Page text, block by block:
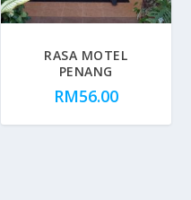
RASA MOTEL
PENANG
RM56.00